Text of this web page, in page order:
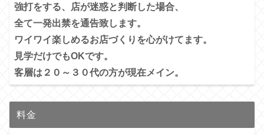
強打をする、店が迷惑と判断した場合、
全て一発出禁を通告致します。
ワイワイ楽しめるお店づくりを心がけてます。
見学だけでもOKです。
客層は２０～３０代の方が現在メイン。
料金